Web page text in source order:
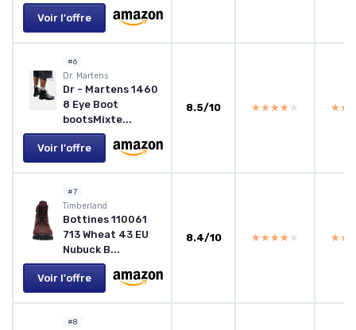
Voir l'offre
#6
Dr. Martens
Dr - Martens 1460
8 Eye Boot
bootsMixte...
Voir l'offre
8.5/10 ★★★★★
★★★★★
#7
Timberland
Bottines 110061
713 Wheat 43 EU
Nubuck B...
Voir l'offre
8.4/10 ★★★★★
★★★★★
#8